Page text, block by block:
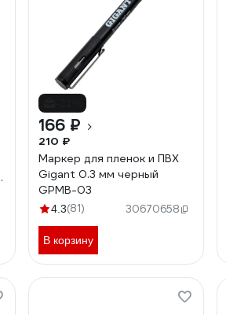
166 ₽
210 ₽
Маркер для пленок и ПВХ
Gigant 0.3 мм черный
GPMB-03
4.3(81) 30670658
В корзину